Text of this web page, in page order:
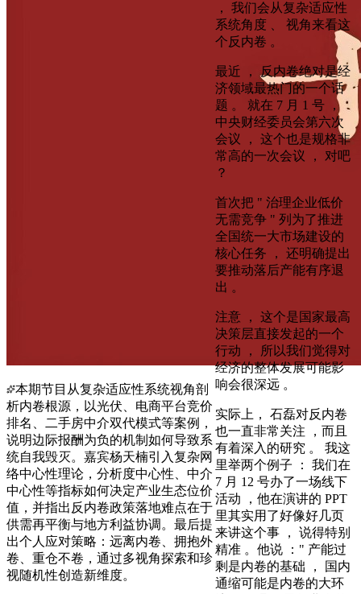
本期节目从复杂适应性系统视角剖
析内卷根源，以光伏、电商平台竞价
排名、二手房中介双代模式等案例，
说明边际报酬为负的机制如何导致系
统自我毁灭。嘉宾杨天楠引入复杂网
络中心性理论，分析度中心性、中介
中心性等指标如何决定产业生态位价
值，并指出反内卷政策落地难点在于
供需再平衡与地方利益协调。最后提
出个人应对策略：远离内卷、拥抱外
卷、重仓不卷，通过多视角探索和珍
视随机性创造新维度。
， 我们会从复杂适应性
系统角度 、 视角来看这
个反内卷 。
最近 ， 反内卷绝对是经
济领域最热门的一个话
题 。 就在 7 月 1 号 ，
中央财经委员会第六次
会议 ， 这个也是规格非
常高的一次会议 ， 对吧
？
首次把 " 治理企业低价
无需竞争 " 列为了推进
全国统一大市场建设的
核心任务 ， 还明确提出
要推动落后产能有序退
出 。
注意 ， 这个是国家最高
决策层直接发起的一个
行动 ， 所以我们觉得对
经济的整体发展可能影
响会很深远 。
实际上， 石磊对反内卷
也一直非常关注 ，而且
有着深入的研究 。 我这
里举两个例子 ： 我们在
7 月 12 号办了一场线下
活动 ，他在演讲的 PPT
里其实用了好像好几页
来讲这个事 ， 说得特别
精准 。他说 ：" 产能过
剩是内卷的基础 ， 国内
通缩可能是内卷的大环